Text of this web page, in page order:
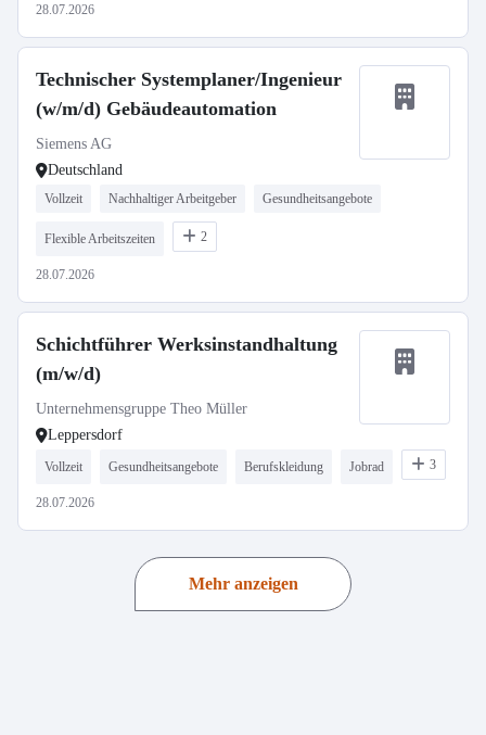
28.07.2026
Technischer Systemplaner/Ingenieur
(w/m/d) Gebäudeautomation
Siemens AG
Deutschland
Vollzeit Nachhaltiger Arbeitgeber Gesundheitsangebote
Flexible Arbeitszeiten 2
28.07.2026
Schichtführer Werksinstandhaltung
(m/w/d)
Unternehmensgruppe Theo Müller
Leppersdorf
Vollzeit Gesundheitsangebote Berufskleidung Jobrad 3
28.07.2026
Mehr anzeigen